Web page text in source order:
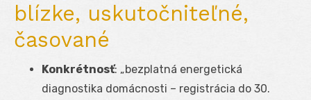
blízke, uskutočniteľné,
časované
Konkrétnosť: „bezplatná energetická
diagnostika domácnosti – registrácia do 30.